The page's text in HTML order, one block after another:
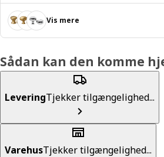
Vis mere
Sådan kan den komme
LeveringTjekker tilgængelighed...
VarehusTjekker tilgængelighed...